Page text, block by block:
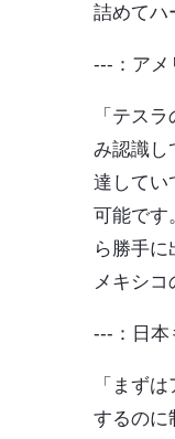
詰めてハ
---：アメ
「テス
み認識し
達してい
可能です
ら勝手
メキシコ
---：日本
「まず
するのに